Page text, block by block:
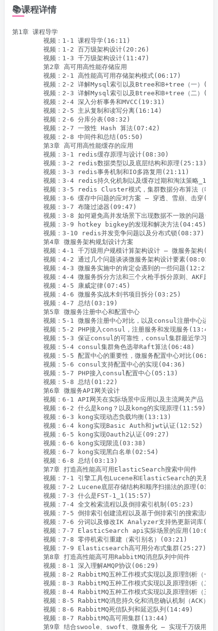
📚课程详情
第1章 课程导学
        视频：1-1 课程导学(16:11)
        视频：1-2 百万级架构设计(20:26)
        视频：1-3 千万级架构设计(11:47)
        第2章 高可用高性能存储应用
        视频：2-1 高性能高可用存储架构模式(06:17)
视频：2-2 详解Mysql索引以及Btree和B+tree（一）
视频：2-3 详解Mysql索引以及Btree和B+tree（二）
        视频：2-4 深入分析事务和MVCC(19:31)
        视频：2-5 主从复制和读写分离(16:14)
        视频：2-6 分库分表(08:32)
        视频：2-7 一致性 Hash 算法(07:42)
        视频：2-8 中间件和总结(05:50)
        第3章 高可用高性能缓存的应用
        视频：3-1 redis缓存原理与设计(08:30)
        视频：3-2 redis数据类型以及底层结构和原理(25:13)
        视频：3-3 redis事务机制和IO多路复用(21:11)
视频：3-4 redis持久化机制以及缓存过期和淘汰策略
视频：3-5 redis Cluster模式，集群数据分布算法（哈希
视频：3-6 缓存中问题的应对方案 – 穿透、雪崩、击穿
        视频：3-7 布隆过滤器(09:47)
视频：3-8 如何避免高并发场景下出现数据不一致的问题
        视频：3-9 hotkey bigkey的发现和解决方法(04:45)
        视频：3-10 redis并发竞争问题以及分布式锁(08:37)
        第4章 微服务架构规划设计方案
视频：4-1 千万级用户规模计算架构设计 – 微服务架构
        视频：4-2 通过几个问题谈谈微服务架构设计要素(08:03)
        视频：4-3 微服务实施中的肯定会遇到的一些问题(12:21)
视频：4-4 微服务拆分方法和三个火枪手拆分原则、AKF原
        视频：4-5 康威定律(07:45)
        视频：4-6 微服务实战木剑书项目拆分(03:25)
        视频：4-7 总结(03:19)
        第5章 微服务注册中心和配置中心
视频：5-1 微服务注册中心对比，以及consul注册中心运
        视频：5-2 PHP接入consul，注册服务和发现服务(13:45)
        视频：5-3 保证consul的可靠性，consul集群最近学习
        视频：5-4 consul集群角色选举Raft算法(06:48)
视频：5-5 配置中心的重要性，微服务配置中心对比
        视频：5-6 consul支持配置中心的实现(04:36)
        视频：5-7 PHP接入consul配置中心(05:13)
        视频：5-8 总结(01:22)
        第6章 微服务API网关设计
视频：6-1 API网关在实际场景中应用以及主流网关产品
        视频：6-2 什么是kong？以及kong的实现原理(11:59)
        视频：6-3 kong实现动态负载均衡(13:13)
        视频：6-4 kong实现Basic Auth和jwt认证(12:52)
        视频：6-5 kong实现Oauth2认证(09:27)
        视频：6-6 kong实现限流(03:38)
        视频：6-7 kong实现黑白名单(02:54)
        视频：6-8 总结(03:13)
        第7章 打造高性能高可用ElasticSearch搜索中间件
视频：7-1 引擎工具包Lucene和ElasticSearch的关系
视频：7-2 Lucene底层存储结构和顺序扫描法的原理
        视频：7-3 什么是FST-1_1(15:57)
        视频：7-4 全文检索流程以及倒排索引机制(05:23)
视频：7-5 倒排索引创建流程以及基于倒排索引的搜索流程
视频：7-6 分词以及修改IK Analyzer支持热更新词库
        视频：7-7 ElasticSearch api实际场景的应用(10:03)
        视频：7-8 零停机索引重建（索引别名）(03:21)
        视频：7-9 Elasticsearch高可用分布式集群(25:27)
        第8章 打造高性能高可用RabbitMQ消息队列中间件
        视频：8-1 深入理解AMQP协议(06:29)
视频：8-2 RabbitMQ五种工作模式实现以及原理剖析（一
视频：8-3 RabbitMQ五种工作模式实现以及原理剖析（二
视频：8-4 RabbitMQ五种工作模式实现以及原理剖析（三
视频：8-5 RabbitMQ消息持久化和消息确认机制（ACK）
        视频：8-6 RabbitMQ死信队列和延迟队列(14:49)
        视频：8-7 RabbitMQ高可用集群(13:44)
第9章 结合swoole、swoft、微服务化 – 实现千万级用户规